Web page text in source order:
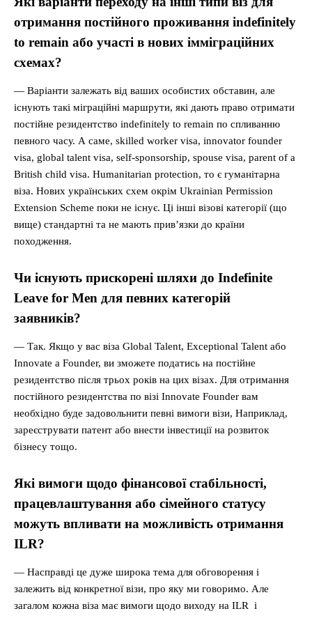
отримання постійного проживання indefinitely
to remain або участі в нових імміграційних
схемах?
— Варіанти залежать від ваших особистих обставин, але
існують такі міграційні маршрути, які дають право отримати
постійне резидентство indefinitely to remain по спливанню
певного часу. А саме, skilled worker visa, innovator founder
visa, global talent visa, self-sponsorship, spouse visa, parent of a
British child visa. Humanitarian protection, то є гуманітарна
віза. Нових українських схем окрім Ukrainian Permission
Extension Scheme поки не існує. Ці інші візові категорії (що
вище) стандартні та не мають прив’язки до країни
походження.
Чи існують прискорені шляхи до Indefinite
Leave for Men для певних категорій
заявників?
— Так. Якщо у вас віза Global Talent, Exceptional Talent або
Innovate a Founder, ви зможете податись на постійне
резидентство після трьох років на цих візах. Для отримання
постійного резидентства по візі Innovate Founder вам
необхідно буде задовольнити певні вимоги візи, Наприклад,
зареєструвати патент або внести інвестиції на розвиток
бізнесу тощо.
Які вимоги щодо фінансової стабільності,
працевлаштування або сімейного статусу
можуть впливати на можливість отримання
ILR?
— Насправді це дуже широка тема для обговорення і
залежить від конкретної візи, про яку ми говоримо. Але
загалом кожна віза має вимоги щодо виходу на ILR і